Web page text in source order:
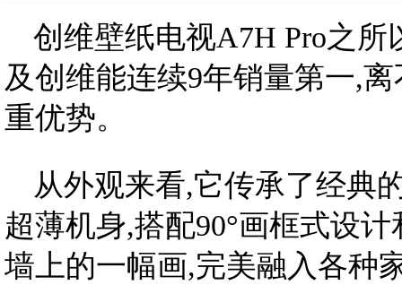
创维壁纸电视A7H Pro之所
及创维能连续9年销量第一,
重优势。
从外观来看,它传承了经典
超薄机身,搭配90°画框式设
墙上的一幅画,完美融入各种